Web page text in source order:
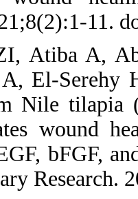
Biomater.
10. Elbialy
Elsheshtawy
obtained
skin
regulating
BMC